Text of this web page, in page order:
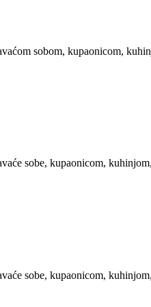
sobom, kupaonicom,
sobe, kupaonicom,
sobe, kupaonicom,